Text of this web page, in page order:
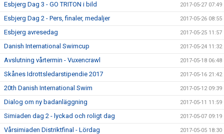
Esbjerg Dag 3 - GO TRITON i bild 2017-05-27 07:49
Esbjerg Dag 2 - Pers, finaler, medaljer 2017-05-26 08:55
Esbjerg avresedag 2017-05-25 11:57
Danish International Swimcup 2017-05-24 11:32
Avslutning vårtermin - Vuxencrawl 2017-05-18 06:48
Skånes Idrottsledarstipendie 2017 2017-05-16 21:42
20th Danish International Swim 2017-05-12 09:39
Dialog om ny badanläggning 2017-05-11 11:59
Simiaden dag 2 - lyckad och roligt dag 2017-05-07 09:19
Vårsimiaden Distriktfinal - Lördag 2017-05-05 18:30